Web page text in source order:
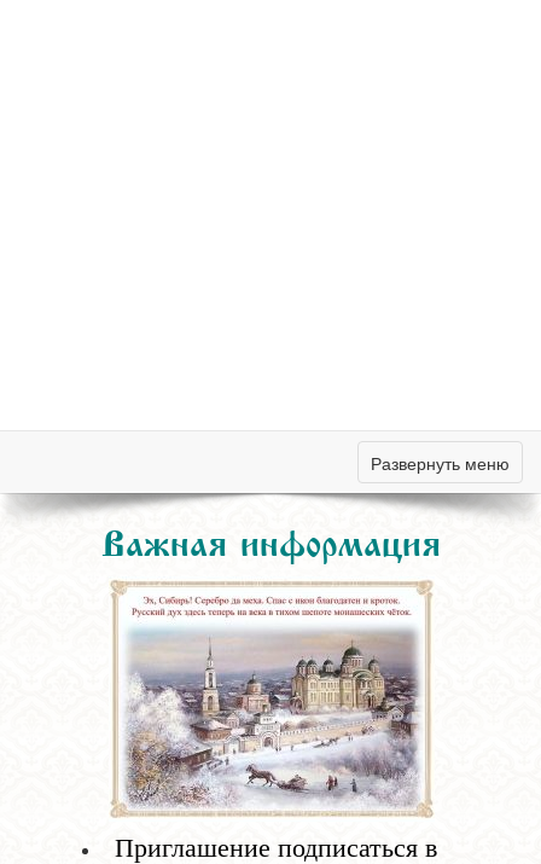
Развернуть меню
Важная информация
Приглашение подписаться в